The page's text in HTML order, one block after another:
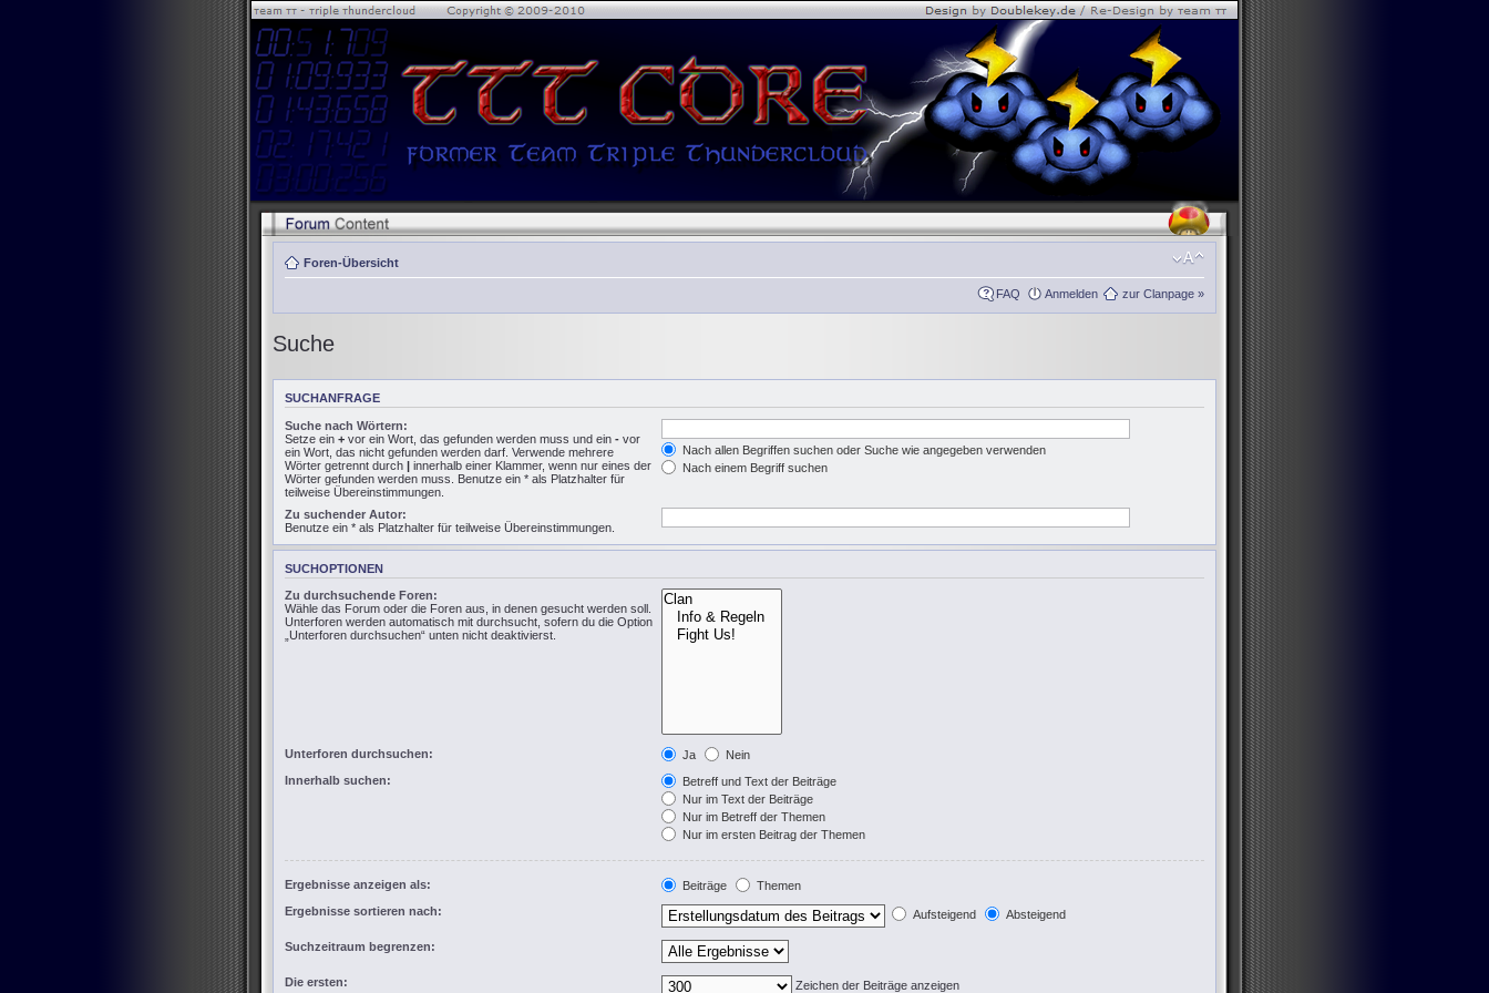
Foren-Übersicht
FAQ Anmelden zur Clanpage »
Suche
SUCHANFRAGE
Suche nach Wörtern:
Setze ein + vor ein Wort, das gefunden werden muss und ein - vor
ein Wort, das nicht gefunden werden darf. Verwende mehrere
Wörter getrennt durch | innerhalb einer Klammer, wenn nur eines der
Wörter gefunden werden muss. Benutze ein * als Platzhalter für
teilweise Übereinstimmungen.
Nach allen Begriffen suchen oder Suche wie angegeben verwenden
Nach einem Begriff suchen
Zu suchender Autor:
Benutze ein * als Platzhalter für teilweise Übereinstimmungen.
SUCHOPTIONEN
Zu durchsuchende Foren:
Wähle das Forum oder die Foren aus, in denen gesucht werden soll.
Unterforen werden automatisch mit durchsucht, sofern du die Option
„Unterforen durchsuchen“ unten nicht deaktivierst.
Unterforen durchsuchen: Ja
Nein
Innerhalb suchen:
Betreff und Text der Beiträge
Nur im Text der Beiträge
Nur im Betreff der Themen
Nur im ersten Beitrag der Themen
Ergebnisse anzeigen als: Beiträge
Themen
Ergebnisse sortieren nach:
Aufsteigend Absteigend
Suchzeitraum begrenzen:
Die ersten: Zeichen der Beiträge anzeigen